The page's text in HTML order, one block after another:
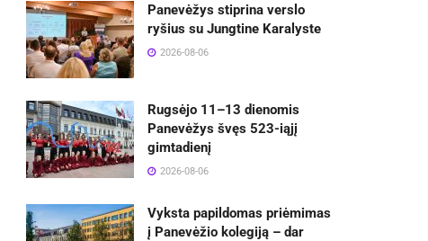
Panevėžys stiprina verslo
ryšius su Jungtine Karalyste
2026-08-06
Rugsėjo 11–13 dienomis
Panevėžys švęs 523-iąjį
gimtadienį
2026-08-06
Vyksta papildomas priėmimas
į Panevėžio kolegiją – dar